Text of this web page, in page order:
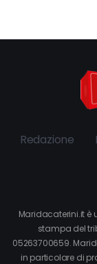
Redazione
Maridacaterini.it è
stampa del
05263700659.
in particolare di